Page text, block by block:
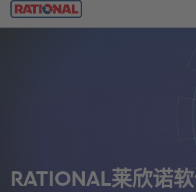
RATIONAL莱欣诺